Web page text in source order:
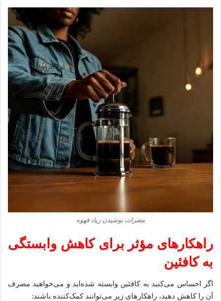
مضرات نوشیدن زیاد قهوه
راهکارهای مؤثر برای کاهش وابستگی
به کافئین
اگر احساس می‌کنید به کافئین وابسته شده‌اید و می‌خواهید مصرف
آن را کاهش دهید، راهکارهای زیر می‌توانند کمک‌کننده باشند: